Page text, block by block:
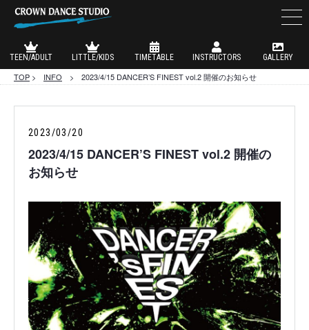
TEEN/ADULT LITTLE/KIDS TIMETABLE INSTRUCTORS GALLERY
TOP > INFO > 2023/4/15 DANCER’S FINEST vol.2 開催のお知らせ
2023/03/20
2023/4/15 DANCER’S FINEST vol.2 開催の
お知らせ